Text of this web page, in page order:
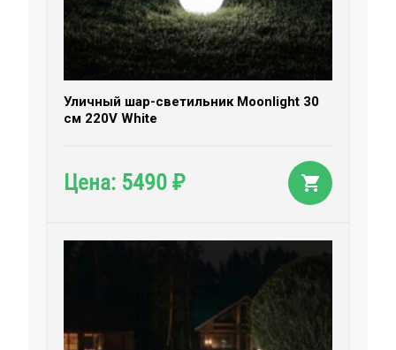
Уличный шар-светильник Moonlight 30
см 220V White
Цена: 5490 ₽